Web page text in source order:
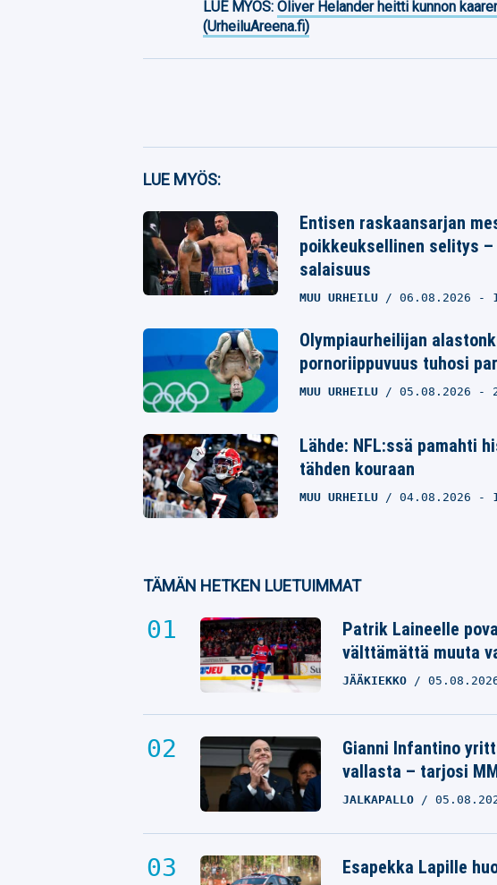
LUE MYÖS:Oliver Helander heitti kunnon
(UrheiluAreena.fi)
Facebook
Twitter
Whatsapp
LUE MYÖS:
Entisen raskaansarjan
poikkeuksellinen selitys
salaisuus
MUU URHEILU 06.08.2026 -
Olympiaurheilijan
pornoriippuvuus tuhosi
MUU URHEILU 05.08.2026 -
Lähde: NFL:ssä pamahti
tähden kouraan
MUU URHEILU 04.08.2026 -
TÄMÄN HETKEN LUETUIMMAT
Patrik Laineelle
välttämättä muuta
JÄÄKIEKKO
Gianni Infantino
vallasta – tarjosi
JALKAPALLO
Esapekka Lapille